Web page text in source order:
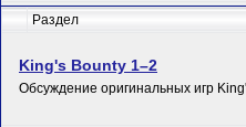
Раздел
King's Bounty 1–2
Обсуждение оригинальных игр